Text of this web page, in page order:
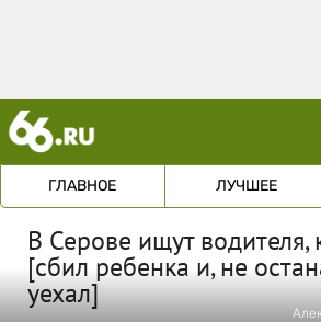
ГЛАВНОЕ ЛУЧШЕЕ
В Серове ищут водителя,
[сбил ребенка и, не
уехал]